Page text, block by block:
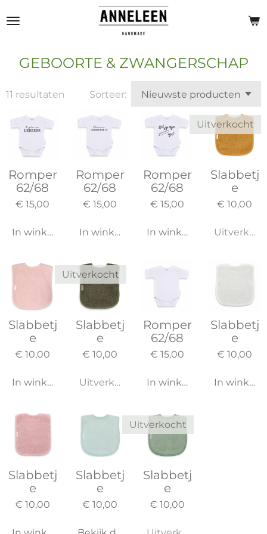
direct
hoofdinhoud
GEBOORTE & ZWANGERSCHAP
11 resultaten Sorteer:
Romper
62/68
€ 15,00
In winkelwagen
Romper
62/68
€ 15,00
In winkelwagen
Romper
62/68
€ 15,00
In winkelwagen
Uitverkocht
Slabbetj
e
€ 10,00
Slabbetj
e
€ 10,00
In winkelwagen
Uitverkocht
Slabbetj
e
€ 10,00
Uitverkocht
Romper
62/68
€ 15,00
In winkelwagen
Slabbetj
e
€ 10,00
In
Slabbetj
e
€ 10,00
Slabbetj
e
€ 10,00
Uitverkocht
Slabbetj
e
€ 10,00